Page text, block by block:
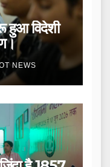
हुआ विदेशी
NEWS